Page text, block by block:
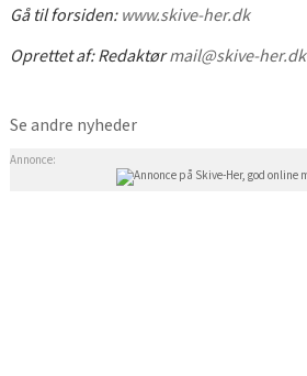
Gå til forsiden:www.skive-her.dk
Oprettet af:Redaktørmail@skive-her.dk
Se andre nyheder
Annonce: